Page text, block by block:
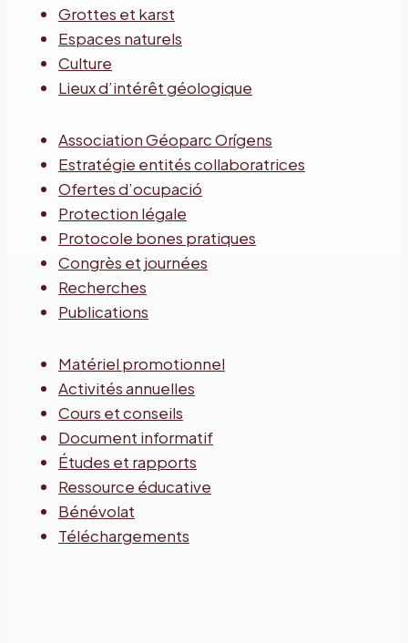
Grottes et karst
Espaces naturels
Culture
Lieux d’intérêt géologique
Association Géoparc Orígens
Estratégie entités collaboratrices
Ofertes d’ocupació
Protection légale
Protocole bones pratiques
Congrès et journées
Recherches
Publications
Matériel promotionnel
Activités annuelles
Cours et conseils
Document informatif
Études et rapports
Ressource éducative
Bénévolat
Téléchargements